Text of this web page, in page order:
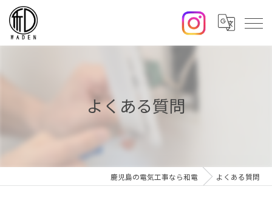
よくある質問
鹿児島の電気工事なら和電 よくある質問